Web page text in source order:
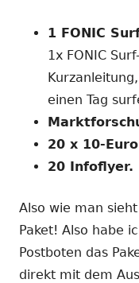
1 FONIC
1x FONIC
einen Tag
20 x 10-
20 Infoflyer.
Also wie man
Paket! Also habe
Postboten das
direkt mit dem